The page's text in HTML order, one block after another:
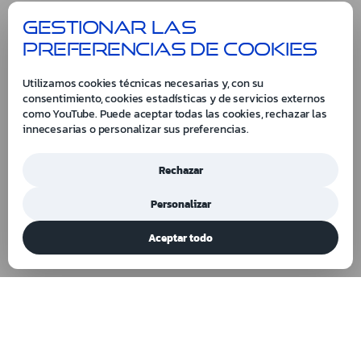
Gestionar las
preferencias de cookies
Utilizamos cookies técnicas necesarias y, con su
consentimiento, cookies estadísticas y de servicios externos
como YouTube. Puede aceptar todas las cookies, rechazar las
innecesarias o personalizar sus preferencias.
Rechazar
Personalizar
Aceptar todo